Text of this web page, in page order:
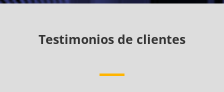
Testimonios de clientes